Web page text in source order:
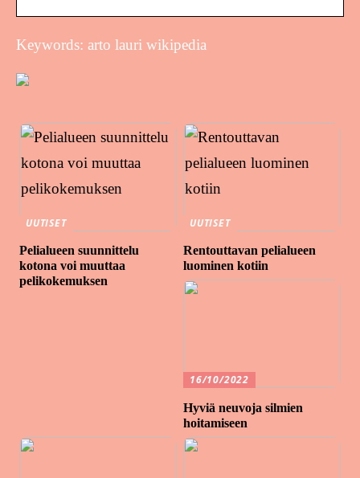
Keywords: arto lauri wikipedia
UUTISET
Pelialueen suunnittelu
kotona voi muuttaa
pelikokemuksen
UUTISET
Rentouttavan pelialueen
luominen kotiin
16/10/2022
Hyviä neuvoja silmien
hoitamiseen